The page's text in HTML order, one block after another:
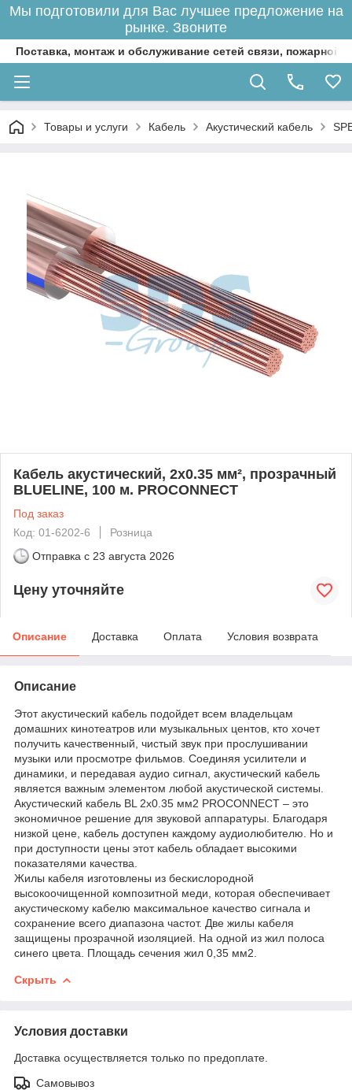
Мы подготовили для Вас лучшее предложение на
рынке. Звоните
Поставка, монтаж и обслуживание сетей связи, пожарной
Товары и услуги Кабель Акустический кабель
Кабель акустический, 2х0.35 мм², прозрачный
BLUELINE, 100 м. PROCONNECT
Под заказ
Код: 01-6202-6
Розница
Отправка с 23 августа 2026
Цену уточняйте
Описание Доставка Оплата Условия возврата
Описание
Этот акустический кабель подойдет всем владельцам
домашних кинотеатров или музыкальных центов, кто хочет
получить качественный, чистый звук при прослушивании
музыки или просмотре фильмов. Соединяя усилители и
динамики, и передавая аудио сигнал, акустический кабель
является важным элементом любой акустической системы.
Акустический кабель BL 2х0.35 мм2 PROCONNECT – это
экономичное решение для звуковой аппаратуры. Благодаря
низкой цене, кабель доступен каждому аудиолюбителю. Но и
при доступности цены этот кабель обладает высокими
показателями качества.
Жилы кабеля изготовлены из бескислородной
высокоочищенной композитной меди, которая обеспечивает
акустическому кабелю максимальное качество сигнала и
сохранение всего диапазона частот. Две жилы кабеля
защищены прозрачной изоляцией. На одной из жил полоса
синего цвета. Площадь сечения жил 0,35 мм2.
Скрыть
Условия доставки
Доставка осуществляется только по предоплате.
Самовывоз